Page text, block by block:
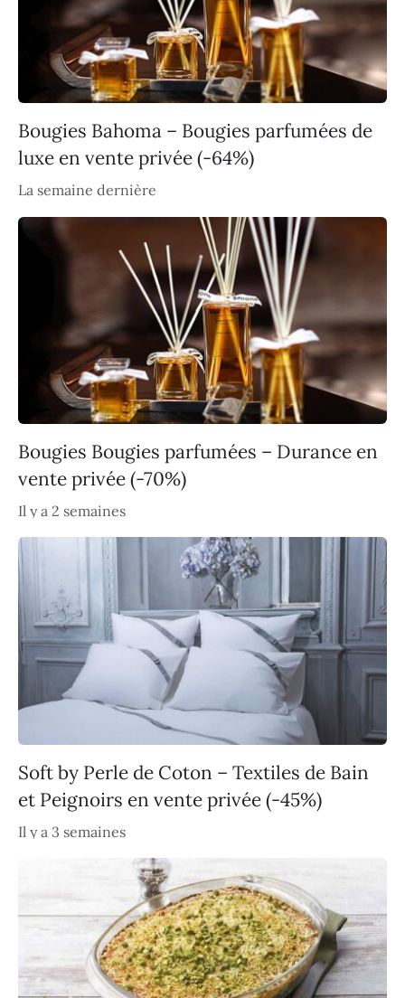
Bougies Bahoma – Bougies parfumées de
luxe en vente privée (-64%)
La semaine dernière
Bougies Bougies parfumées – Durance en
vente privée (-70%)
Il y a 2 semaines
Soft by Perle de Coton – Textiles de Bain
et Peignoirs en vente privée (-45%)
Il y a 3 semaines